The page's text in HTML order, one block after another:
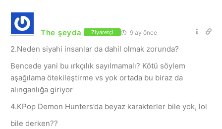
The şeyda Ziyaretçi 9 ay önce
2.Neden siyahi insanlar da dahil olmak zorunda?
Bencede yani bu ırkçılık sayılmamalı? Kötü söylem
aşağılama ötekileştirme vs yok ortada bu biraz da
alınganlığa giriyor
4.KPop Demon Hunters’da beyaz karakterler bile yok, lol
bile derken??